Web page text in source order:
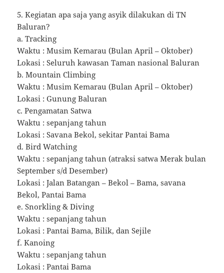
5. Kegiatan apa saja yang asyik dilakukan di TN
Baluran?
a. Tracking
Waktu : Musim Kemarau (Bulan April – Oktober)
Lokasi : Seluruh kawasan Taman nasional Baluran
b. Mountain Climbing
Waktu : Musim Kemarau (Bulan April – Oktober)
Lokasi : Gunung Baluran
c. Pengamatan Satwa
Waktu : sepanjang tahun
Lokasi : Savana Bekol, sekitar Pantai Bama
d. Bird Watching
Waktu : sepanjang tahun (atraksi satwa Merak bulan
September s/d Desember)
Lokasi : Jalan Batangan – Bekol – Bama, savana
Bekol, Pantai Bama
e. Snorkling & Diving
Waktu : sepanjang tahun
Lokasi : Pantai Bama, Bilik, dan Sejile
f. Kanoing
Waktu : sepanjang tahun
Lokasi : Pantai Bama